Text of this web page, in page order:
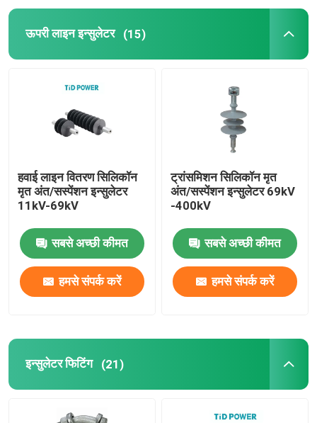
ऊपरी लाइन इन्सुलेटर (15)
हवाई लाइन वितरण सिलिकॉन
मृत अंत/सस्पेंशन इन्सुलेटर
11kV-69kV
सबसे अच्छी कीमत
हमसे संपर्क करें
ट्रांसमिशन सिलिकॉन मृत
अंत/सस्पेंशन इन्सुलेटर 69kV
-400kV
सबसे अच्छी कीमत
हमसे संपर्क करें
इन्सुलेटर फिटिंग (21)